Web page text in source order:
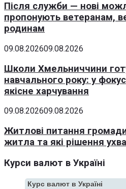
Після служби — нові
пропонують ветеранам,
родинам
09.08.202609.08.2026
Школи Хмельниччини
навчального року: у
якісне харчування
09.08.202609.08.2026
Житлові питання
житла та які рішення
Курси валют в Україні